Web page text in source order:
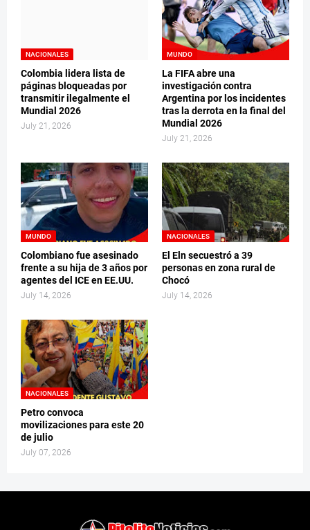
NACIONALES
Colombia lidera lista de
páginas bloqueadas por
transmitir ilegalmente el
Mundial 2026
July 21, 2026
MUNDO
La FIFA abre una
investigación contra
Argentina por los incidentes
tras la derrota en la final del
Mundial 2026
July 21, 2026
MUNDO
Colombiano fue asesinado
frente a su hija de 3 años por
agentes del ICE en EE.UU.
July 14, 2026
NACIONALES
El Eln secuestró a 39
personas en zona rural de
Chocó
July 14, 2026
NACIONALES
Petro convoca
movilizaciones para este 20
de julio
July 07, 2026